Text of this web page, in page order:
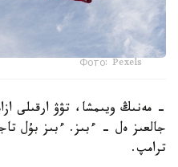
Фото: Pexels
- مەنىڭ ويىمشا، تۋۋ ارقىلى
جالعىز ەل - ءبىز. ءبىز بۇل
ترامپ.